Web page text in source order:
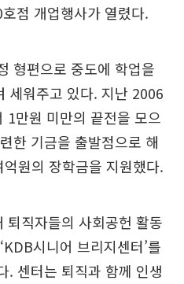
점 개업행사가 열렸다.
형편으로 중도에 학업을
세워주고 있다. 지난 2006
1만원 미만의 끝전을 모으
한 기금을 출발점으로 해
원의 장학금을 지원했다.
퇴직자들의 사회공헌 활동
시니어 브리지센터’를
. 센터는 퇴직과 함께 인생